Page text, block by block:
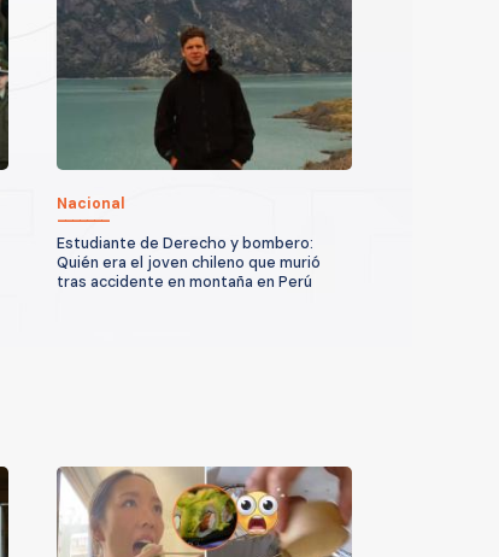
Nacional
Estudiante de Derecho y bombero:
Quién era el joven chileno que murió
tras accidente en montaña en Perú